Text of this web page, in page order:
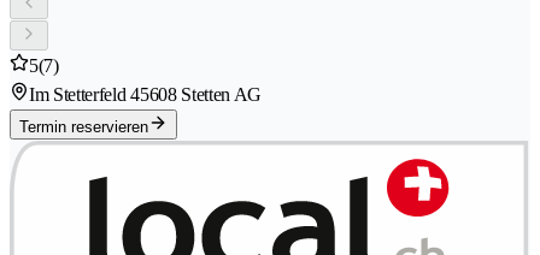
5(7)
Im Stetterfeld 45608 Stetten AG
Termin reservieren